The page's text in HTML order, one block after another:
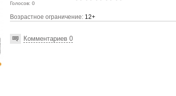
Голосов: 0
Возрастное ограничение: 12+
Комментариев 0